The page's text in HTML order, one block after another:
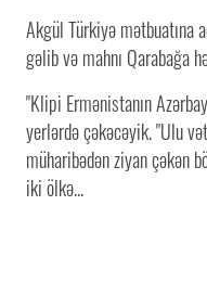
Akgül Türkiyə mətbuatına
gəlib və mahnı Qarabağa
"Klipi Ermənistanın
yerlərdə çəkəcəyik. "Ulu
müharibədən ziyan çəkən
iki ölkə...